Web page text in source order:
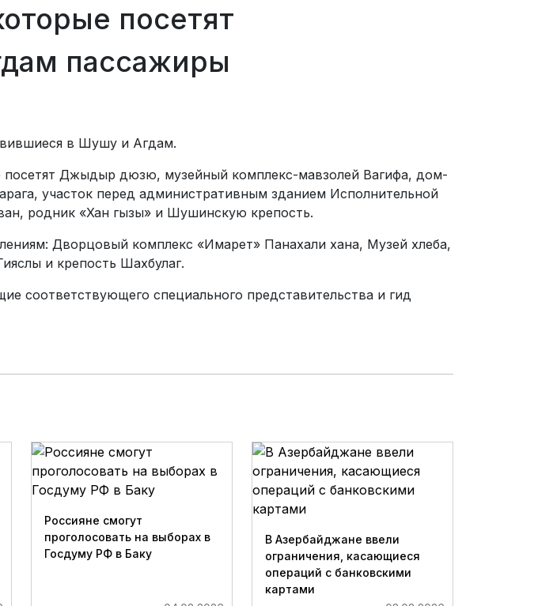
посетят
пассажиры
в Шушу и Агдам.
Джыдыр дюзю, музейный комплекс-мавзолей Вагифа, дом-
участок перед административным зданием Исполнительной
родник «Хан гызы» и Шушинскую крепость.
Дворцовый комплекс «Имарет» Панахали хана, Музей хлеба,
и крепость Шахбулаг.
специального представительства и гид
Россияне смогут
проголосовать на выборах в
Госдуму РФ в Баку
В Азербайджане ввели
ограничения, касающиеся
операций с банковскими
картами